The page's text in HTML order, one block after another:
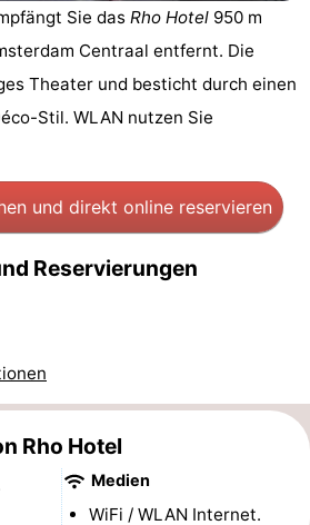
Sie das Rho Hotel 950 m
Centraal entfernt. Die
Theater und besticht durch einen
Stil. WLAN nutzen Sie
und direkt online reservieren
Reservierungen
Rho Hotel
Medien
WiFi / WLAN Internet.